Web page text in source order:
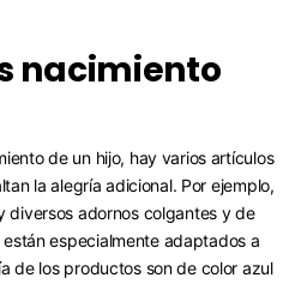
nacimiento
de un hijo, hay varios artículos
la alegría adicional. Por ejemplo,
diversos adornos colgantes y de
especialmente adaptados a
de los productos son de color azul